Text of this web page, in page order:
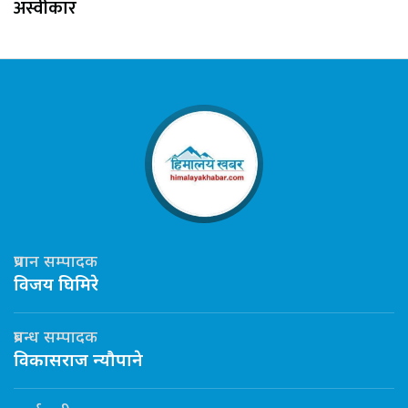
अस्वीकार
प्रधान सम्पादक
विजय घिमिरे
प्रबन्ध सम्पादक
विकासराज न्यौपाने